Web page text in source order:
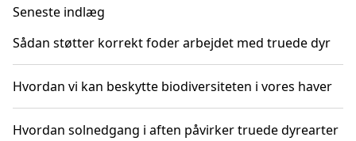
Seneste indlæg
Sådan støtter korrekt foder arbejdet med truede dyr
Hvordan vi kan beskytte biodiversiteten i vores haver
Hvordan solnedgang i aften påvirker truede dyrearter